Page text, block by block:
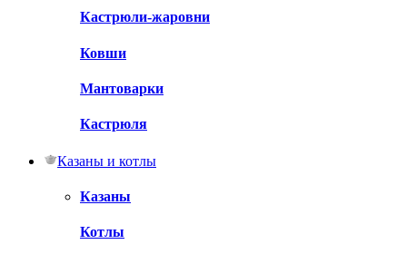
Кастрюли-жаровни
Ковши
Мантоварки
Кастрюля
Казаны и котлы
Казаны
Котлы